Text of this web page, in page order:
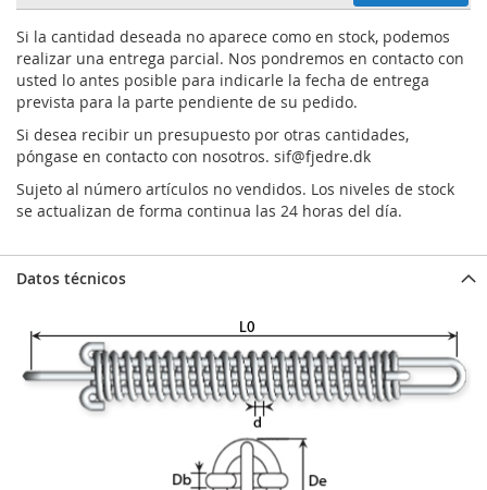
Si la cantidad deseada no aparece como en stock, podemos
realizar una entrega parcial. Nos pondremos en contacto con
usted lo antes posible para indicarle la fecha de entrega
prevista para la parte pendiente de su pedido.
Si desea recibir un presupuesto por otras cantidades,
póngase en contacto con nosotros. sif@fjedre.dk
Sujeto al número artículos no vendidos. Los niveles de stock
se actualizan de forma continua las 24 horas del día.
Datos técnicos